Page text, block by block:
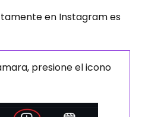
en Instagram es
presione el icono